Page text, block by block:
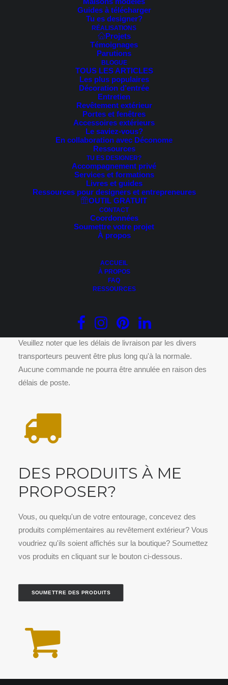
Guides à télécharger
Tu es designer?
RÉALISATIONS
Projets
Témoignages
Parutions
BLOGUE
TOUS LES ARTICLES
Les plus populaires
Décoration d’entrée
Entretien
Revêtement extérieur
Portes et fenêtres
Accessoires extérieurs
Le saviez-vous?
En collaboration avec Déconome
Ressources
TU ES DESIGNER?
Accompagnement privé
Services et formations
Livres et guides
Ressources pour designers et entrepreneures
OUTIL GRATUIT
CONTACT
Coordonnées
Soumettre votre projet
À propos
ACCUEIL
À PROPOS
FAQ
RESSOURCES
Voici le seul résultat
page
du
produit
0.00$
DÉLAIS DE LIVRAISON
Veuillez noter que les délais de livraison par les divers
transporteurs peuvent être plus long qu'à la normale.
Aucune commande ne pourra être annulée en raison des
délais de poste.
DES PRODUITS À ME
PROPOSER?
Vous, ou quelqu'un de votre entourage, concevez des
produits complémentaires au revêtement extérieur? Vous
voudriez qu'ils soient affichés sur la boutique? Soumettez
vos produits en cliquant sur le bouton ci-dessous.
SOUMETTRE DES PRODUITS